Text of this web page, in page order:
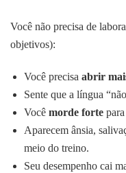
Você não precisa de
objetivos):
Você precisa abrir
Sente que a língua
Você morde forte
Aparecem ânsia,
meio do treino.
Seu desempenho cai